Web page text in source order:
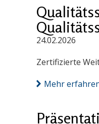
24.02.2026
Zertifizierte
Mehr